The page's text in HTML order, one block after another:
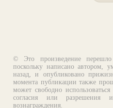
© Это произведение перешло
поскольку написано автором,
назад, и опубликовано
момента публикации также
может свободно
согласия или разрешения
вознаграждения.